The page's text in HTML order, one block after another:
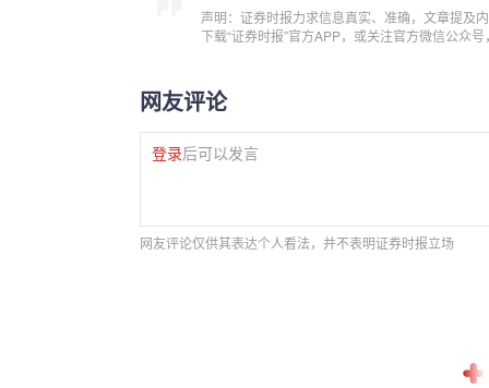
声明：证券时报力求信息真实、准确，文章提及
下载“证券时报”官方APP，或关注官方微信公众
网友评论
登录后可以发言
网友评论仅供其表达个人看法，并不表明证券时报立场